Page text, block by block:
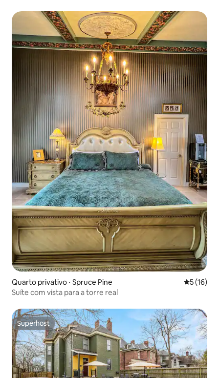
Quarto privativo ⋅ Spruce Pine 5 de uma
5 (16)
Suíte com vista para a torre real
Superhost
Superhost